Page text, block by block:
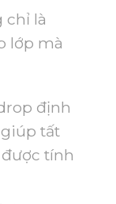
chỉ là
lớp mà
định
tất
tính